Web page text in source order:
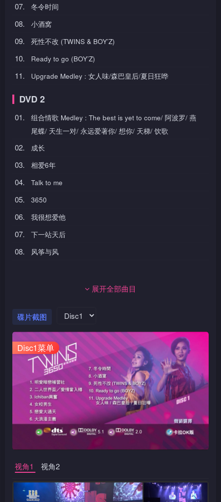
07. 冬令时间
08. 小酒窝
09. 死性不改 (TWINS & BOY’Z)
10. Ready to go (BOY’Z)
11. Upgrade Medley : 女人味/森巴皇后/夏日狂哗
DVD 2
01.
组合情歌 Medley : The best is yet to come/ 阿波罗/ 燕
尾蝶/ 天生一对/ 永远爱著你/ 想你/ 天梯/ 饮歌
02. 成长
03. 相爱6年
04. Talk to me
05. 3650
06. 我很想爱他
07. 下一站天后
08. 风筝与风
展开全部曲目
碟片截图
Disc1菜单
视角1 视角2